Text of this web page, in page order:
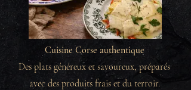
Cuisine Corse authentique
Des plats généreux et savoureux, préparés
avec des produits frais et du terroir.